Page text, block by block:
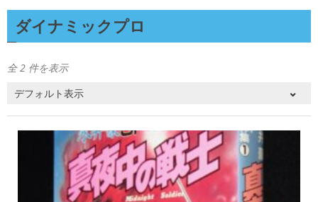
ダイナミックプロ
全 2 件を表示